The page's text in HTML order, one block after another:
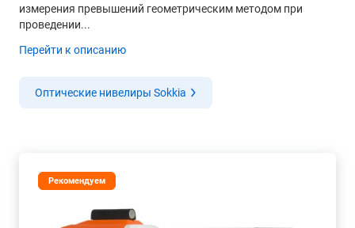
измерения превышений геометрическим методом при
проведении...
Перейти к описанию
Оптические нивелиры Sokkia
Рекомендуем